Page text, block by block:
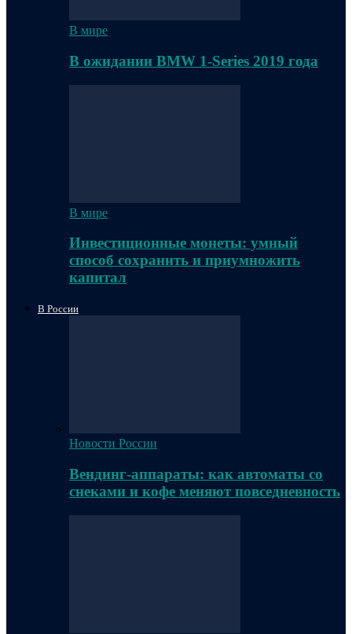
В мире
В ожидании BMW 1-Series 2019 года
В мире
Инвестиционные монеты: умный
способ сохранить и приумножить
капитал
В России
Новости России
Вендинг-аппараты: как автоматы со
снеками и кофе меняют повседневность